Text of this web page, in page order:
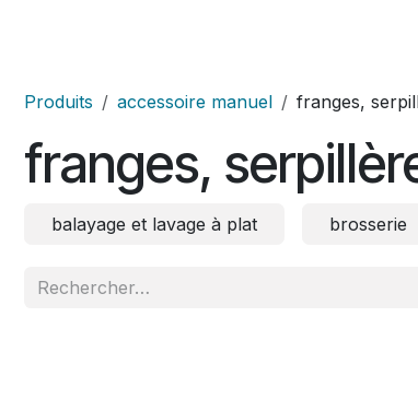
Produits accessoire manuel franges,
franges,
balayage et lavage à plat brosserie